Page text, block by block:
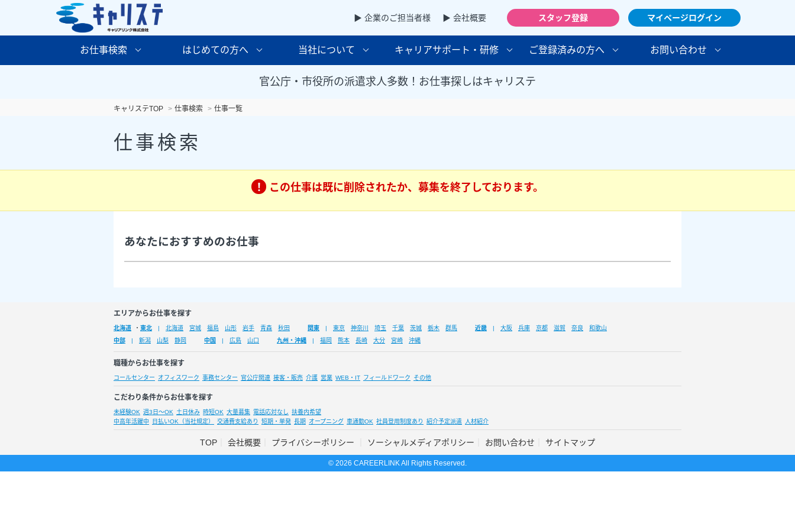
▶ 企業のご担当者様 ▶ 会社概要 スタッフ登録 マイページログイン
お仕事検索 はじめての方へ 当社について キャリアサポート・研修 ご登録済みの方へ お問い合わせ
官公庁・市役所の派遣求人多数！お仕事探しはキャリステ
キャリステTOP 仕事検索 仕事一覧
仕事検索
この仕事は既に削除されたか、募集を終了しております。
あなたにおすすめのお仕事
エリアからお仕事を探す
北海道 ・ 東北 北海道 宮城 福島 山形 岩手 青森 秋田 関東 東京 神奈川 埼玉 千葉 茨城 栃木 群馬 近畿 大阪 兵庫 京都 滋賀 奈良
和歌山
中部
新潟 山梨 静岡 中国 広島 山口 九州・沖縄 福岡 熊本 長崎 大分 宮崎 沖縄
職種からお仕事を探す
コールセンター オフィスワーク 事務センター 官公庁関連 接客・販売 介護 営業 WEB・IT フィールドワーク その他
こだわり条件からお仕事を探す
未経験OK 週3日～OK 土日休み 時短OK 大量募集 電話応対なし 扶養内希望
中高年活躍中
日払いOK（当社規定） 交通費支給あり 短期・単発 長期 オープニング 車通勤OK 社員登用制度あり 紹介予定派遣 人材紹介
TOP 会社概要 プライバシーポリシー ソーシャルメディアポリシー お問い合わせ サイトマップ
© 2026 CAREERLINK All Rights Reserved.